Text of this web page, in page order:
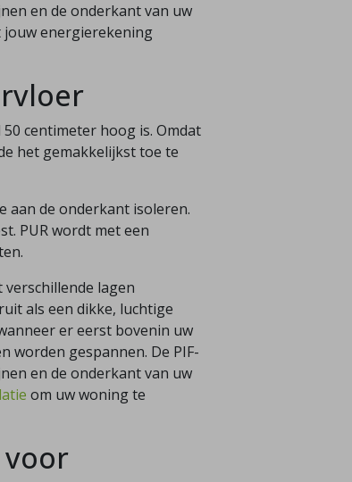
en de onderkant van uw
jouw energierekening
centimeter hoog is. Omdat
het gemakkelijkst toe te
aan de onderkant isoleren.
PUR wordt met een
verschillende lagen
als een dikke, luchtige
er eerst bovenin uw
worden gespannen. De PIF-
en de onderkant van uw
om uw woning te
voor